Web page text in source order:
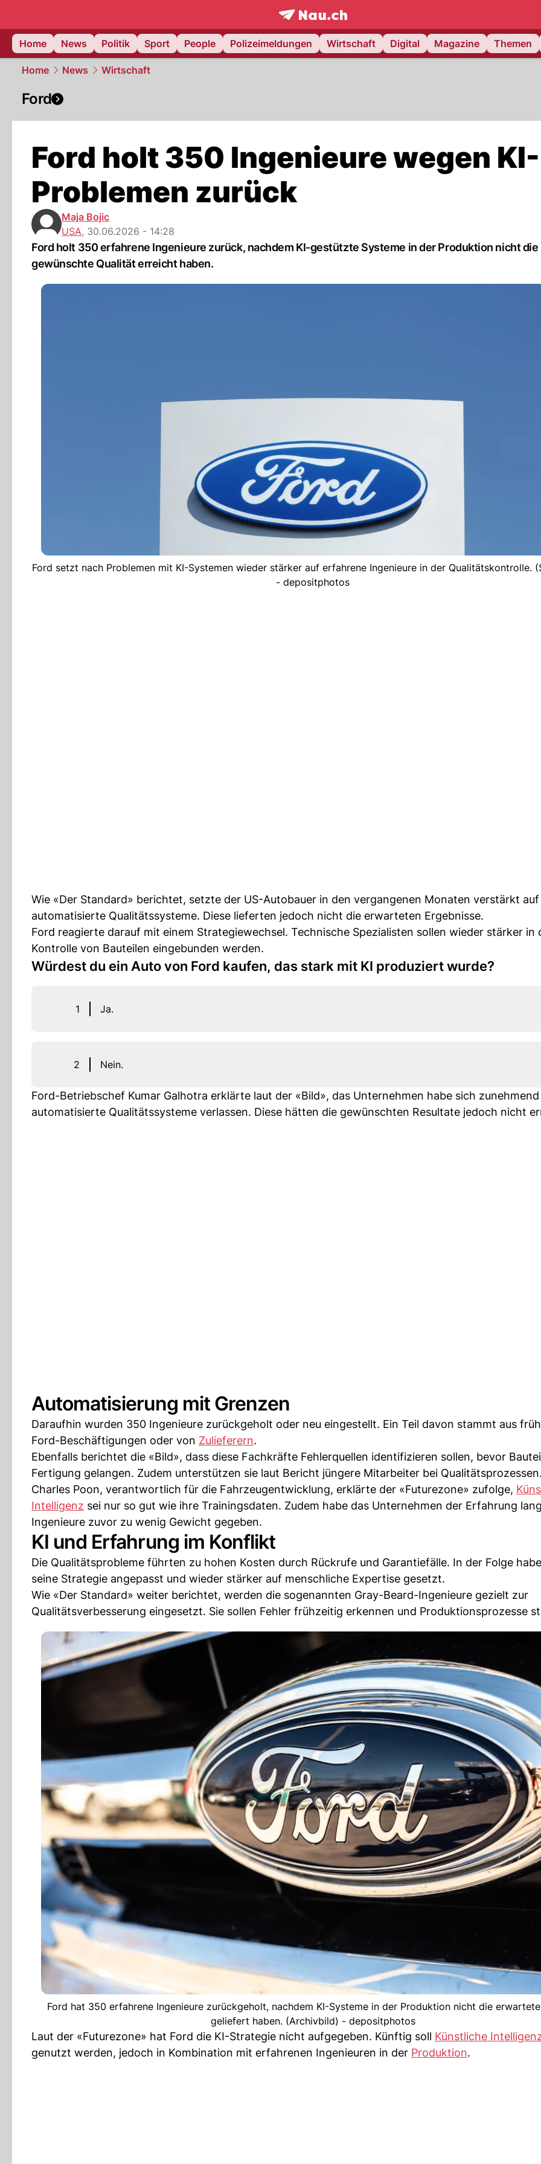
frontpage.NAU.ch
Home
News Politik Sport People Polizeimeldungen Wirtschaft Digital Magazine Themen
Home News Wirtschaft
Ford
Ford holt 350 Ingenieure wegen KI-
Problemen zurück
Maja Bojic
USA, 30.06.2026 - 14:28
Ford holt 350 erfahrene Ingenieure zurück, nachdem KI-gestützte Systeme in der Produktion nicht die
gewünschte Qualität erreicht haben.
Ford setzt nach Problemen mit KI-Systemen wieder stärker auf erfahrene Ingenieure in der Qualitätskontrolle.
- depositphotos
Wie «Der Standard» berichtet, setzte der US-Autobauer in den vergangenen Monaten verstärkt auf
automatisierte Qualitätssysteme. Diese lieferten jedoch nicht die erwarteten Ergebnisse.
Ford reagierte darauf mit einem Strategiewechsel. Technische Spezialisten sollen wieder stärker in
Kontrolle von Bauteilen eingebunden werden.
Würdest du ein Auto von Ford kaufen, das stark mit KI produziert wurde?
1 Ja.
2 Nein.
Ford-Betriebschef Kumar Galhotra erklärte laut der «Bild», das Unternehmen habe sich
automatisierte Qualitätssysteme verlassen. Diese hätten die gewünschten Resultate jedoch nicht
Automatisierung mit Grenzen
Daraufhin wurden 350 Ingenieure zurückgeholt oder neu eingestellt. Ein Teil davon stammt aus
Ford-Beschäftigungen oder von Zulieferern.
Ebenfalls berichtet die «Bild», dass diese Fachkräfte Fehlerquellen identifizieren sollen, bevor
Fertigung gelangen. Zudem unterstützen sie laut Bericht jüngere Mitarbeiter bei
Charles Poon, verantwortlich für die Fahrzeugentwicklung, erklärte der «Futurezone» zufolge,
Intelligenz sei nur so gut wie ihre Trainingsdaten. Zudem habe das Unternehmen der Erfahrung
Ingenieure zuvor zu wenig Gewicht gegeben.
KI und Erfahrung im Konflikt
Die Qualitätsprobleme führten zu hohen Kosten durch Rückrufe und Garantiefälle. In der Folge
seine Strategie angepasst und wieder stärker auf menschliche Expertise gesetzt.
Wie «Der Standard» weiter berichtet, werden die sogenannten Gray-Beard-Ingenieure gezielt zur
Qualitätsverbesserung eingesetzt. Sie sollen Fehler frühzeitig erkennen und Produktionsprozesse
Ford hat 350 erfahrene Ingenieure zurückgeholt, nachdem KI-Systeme in der Produktion nicht die
geliefert haben. (Archivbild) - depositphotos
Laut der «Futurezone» hat Ford die KI-Strategie nicht aufgegeben. Künftig soll Künstliche
genutzt werden, jedoch in Kombination mit erfahrenen Ingenieuren in der Produktion.